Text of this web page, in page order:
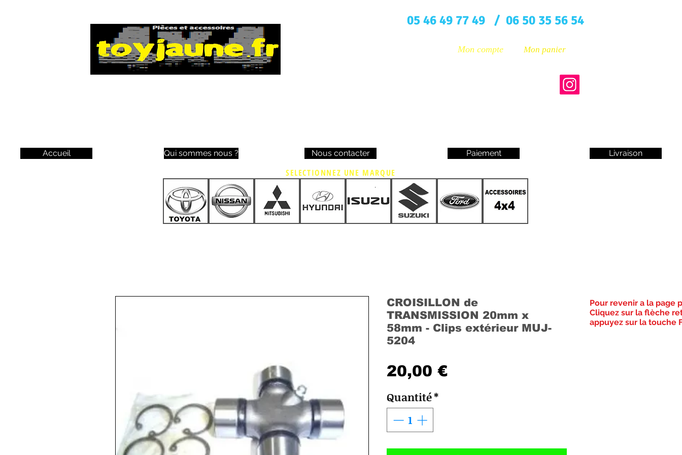
05 46 49 77 49 / 06 50 35 56 54
Mon compte Mon panier
Accueil Qui sommes nous ? Nous contacter Paiement Livraison
SELECTIONNEZ UNE MARQUE
CROISILLON de
TRANSMISSION 20mm x
58mm - Clips extérieur MUJ-
5204
20,00 €Prix
Quantité*
Pour revenir a la page
Cliquez sur la flèche
appuyez sur la touche